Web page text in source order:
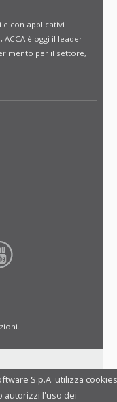
e con applicativi
è oggi il leader
per il settore,
S.p.A. utilizza
autorizzi l'uso dei